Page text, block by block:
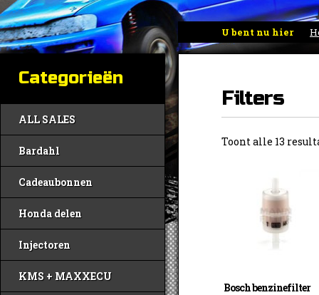
U bent nu hier
toebehoren»Filters
Categorieën
ALL SALES
Bardahl
Cadeaubonnen
Honda delen
Injectoren
KMS + MAXXECU
Filters
Toont alle 13
Bosch benzinefilter